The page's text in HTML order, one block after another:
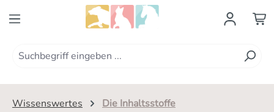
Zum Hauptinhalt springen
Wissenswertes Die Inhaltsstoffe